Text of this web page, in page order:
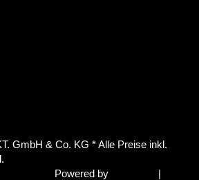
GmbH & Co. KG * Alle Preise inkl.
Powered by